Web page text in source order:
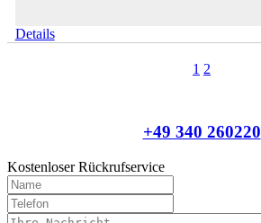
Details
1 2
+49 340 260220
Kostenloser Rückrufservice